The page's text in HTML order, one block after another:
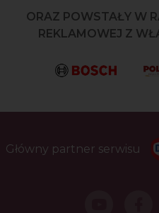
ORAZ POWSTAŁY W
REKLAMOWEJ Z
Główny partner serwisu